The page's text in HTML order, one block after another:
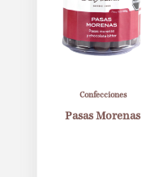
Confecciones
Pasas Morenas